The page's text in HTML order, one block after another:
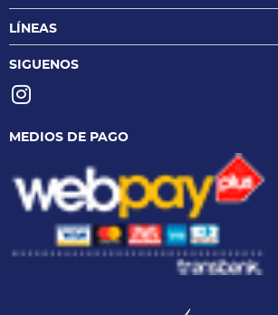
LÍNEAS
SIGUENOS
MEDIOS DE PAGO